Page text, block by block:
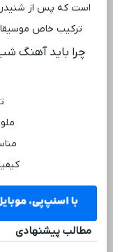
است که پس از شنیدن،
ترکیب خاص
چرا باید آهنگ
مطالب پیشنهادی